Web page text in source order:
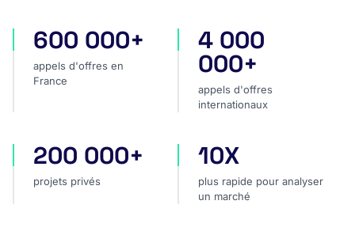
appels d'offres en France
600 000+
appels d'offres en
France
appels d'offres
4 000
000+
appels d'offres
internationaux
projets privés
200 000+
projets privés
plus rapide pour analyser
10X
plus rapide pour analyser
un marché